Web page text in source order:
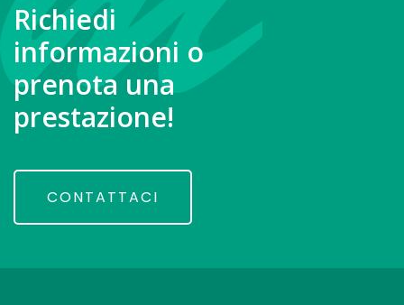
Richiedi
informazioni o
prenota una
prestazione!
CONTATTACI